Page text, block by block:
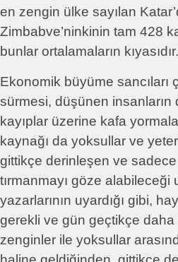
en zengin ülke sayılan
Zimbabve’ninkinin tam 428
bunlar ortalamaların kıyasıdır.
Ekonomik büyüme
sürmesi, düşünen insanların
kayıplar üzerine kafa
kaynağı da yoksullar ve
gittikçe derinleşen ve
tırmanmayı göze
yazarlarının uyardığı gibi,
gerekli ve gün geçtikçe daha
zenginler ile yoksullar